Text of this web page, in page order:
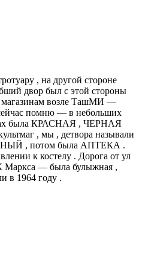
, на другой стороне
двор был с этой стороны
магазинам возле ТашМИ —
помню — в небольших
была КРАСНАЯ , ЧЕРНАЯ
, мы , детвора называли
, потом была АПТЕКА .
к костелу . Дорога от ул
Маркса — была булыжная ,
в 1964 году .